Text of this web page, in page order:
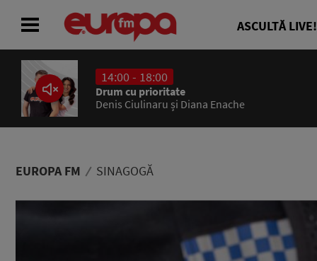
ASCULTĂ LIVE!
14:00 - 18:00
Drum cu prioritate
Denis Ciulinaru și Diana Enache
EUROPA FM SINAGOGĂ
ACASĂ
ȘTIRI